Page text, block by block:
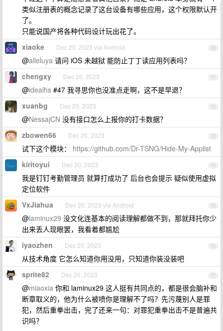
类似注册表的概念记录了这台设备有哪些应用，这个权限默认开
了。
只能说国产将各种代码设计玩出花了。
70
xiaoke Dec 20, 2023 via Android
@alleluya 请问 iOS 未越狱 能防止丁丁读应用列表吗？
71
chengxy Dec 20, 2023
@idealhs #47 我寻思你也没准点走啊，这不是早退？
72
xuanbg Dec 20, 2023
@NessajCN 没有接口怎么上报你的打卡数据？
73
zbowen66 Dec 20, 2023
试下这个模块： https://github.com/Dr-TSNG/Hide-My-Applist
74
kiritoyui Dec 20, 2023
我是钉钉考勤管理员 就算打成功了 后台也会提示 疑似使用虚拟
定位软件
75
VxJiahua Dec 20, 2023 via Android
@laminux29 没文化连基本的阅读理解都做不到，那就拜托你少
出来丢人现眼罢，我看着都尴尬
76
iyaozhen Dec 20, 2023
从技术角度 它怎么知道你用没用，只知道你装没装吧
77
sprite82 Dec 20, 2023
@miaoxia 你和 laminux29 这人挺有共同点的，都是很会脑补和
断章取义的，他为什么被喷你是理解不了吗？先污蔑别人是罪
犯，然后重拳出击，完了还来一句：对罪犯重拳出击不是普遍共
识吗？